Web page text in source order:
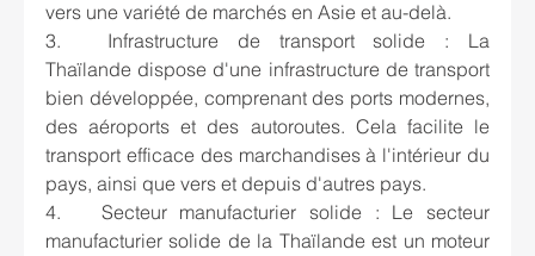
vers une variété de marchés en Asie et au-delà.
3.	Infrastructure de transport solide : La
Thaïlande dispose d'une infrastructure de transport
bien développée, comprenant des ports modernes,
des aéroports et des autoroutes. Cela facilite le
transport efficace des marchandises à l'intérieur du
pays, ainsi que vers et depuis d'autres pays.
4.	Secteur manufacturier solide : Le secteur
manufacturier solide de la Thaïlande est un moteur